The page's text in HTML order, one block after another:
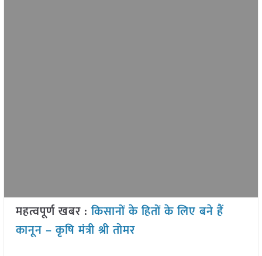
महत्वपूर्ण खबर : किसानों के हितों के लिए बने हैं
कानून – कृषि मंत्री श्री तोमर